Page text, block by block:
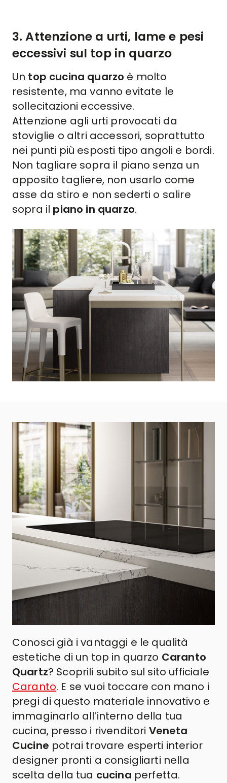
3. Attenzione a urti, lame e pesi
eccessivi sul top in quarzo
Un top cucina quarzo è molto
resistente, ma vanno evitate le
sollecitazioni eccessive.
Attenzione agli urti provocati da
stoviglie o altri accessori, soprattutto
nei punti più esposti tipo angoli e bordi.
Non tagliare sopra il piano senza un
apposito tagliere, non usarlo come
asse da stiro e non sederti o salire
sopra il piano in quarzo.
Conosci già i vantaggi e le qualità
estetiche di un top in quarzo Caranto
Quartz? Scoprili subito sul sito ufficiale
Caranto. E se vuoi toccare con mano i
pregi di questo materiale innovativo e
immaginarlo all’interno della tua
cucina, presso i rivenditori Veneta
Cucine potrai trovare esperti interior
designer pronti a consigliarti nella
scelta della tua cucina perfetta.